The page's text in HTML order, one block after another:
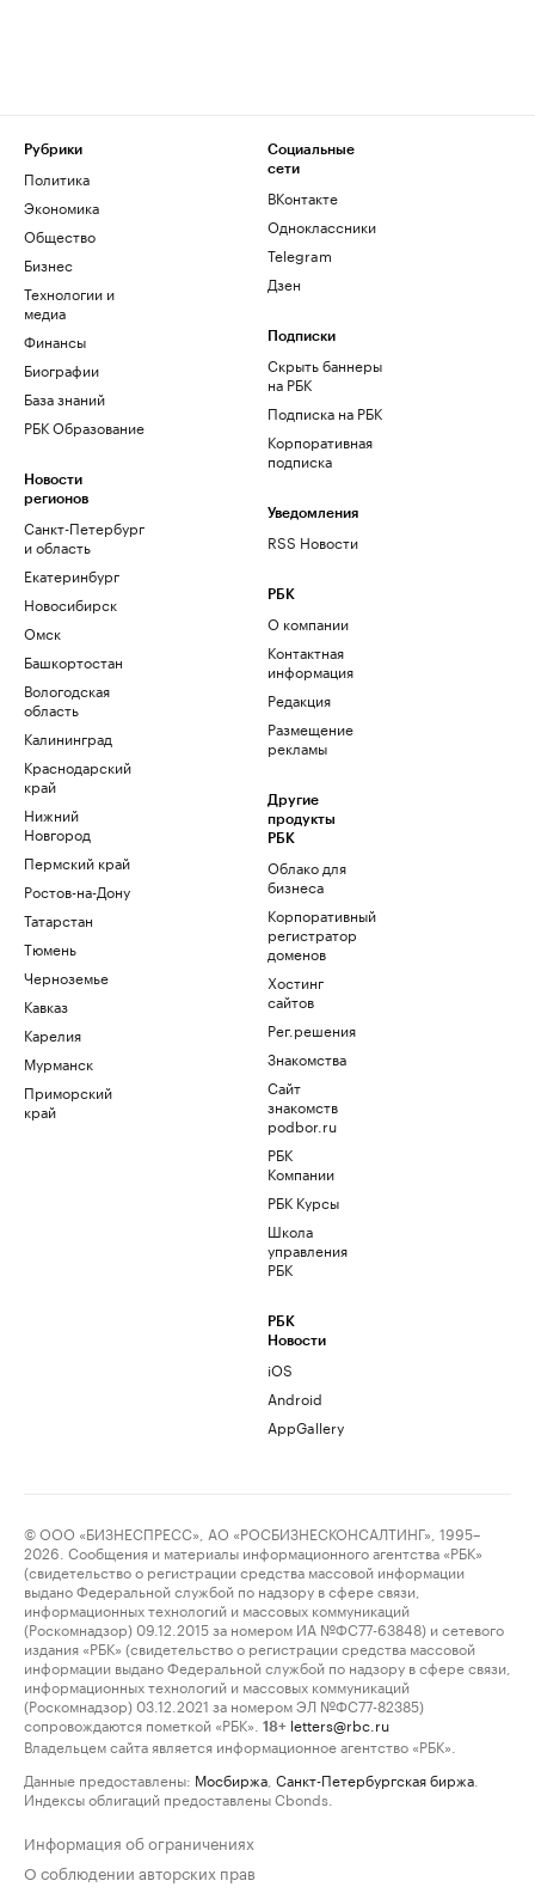
Рубрики
Политика
Экономика
Общество
Бизнес
Технологии и
медиа
Финансы
Биографии
База знаний
РБК Образование
Новости
регионов
Санкт-Петербург
и область
Екатеринбург
Новосибирск
Омск
Башкортостан
Вологодская
область
Калининград
Краснодарский
край
Нижний
Новгород
Пермский край
Ростов-на-Дону
Татарстан
Тюмень
Черноземье
Кавказ
Карелия
Мурманск
Приморский
край
Социальные
сети
ВКонтакте
Одноклассники
Telegram
Дзен
Подписки
Скрыть баннеры
на РБК
Подписка на РБК
Корпоративная
подписка
Уведомления
RSS Новости
РБК
О компании
Контактная
информация
Редакция
Размещение
рекламы
Другие
продукты
РБК
Облако для
бизнеса
Корпоративный
регистратор
доменов
Хостинг
сайтов
Рег.решения
Знакомства
Сайт
знакомств
podbor.ru
РБК
Компании
РБК Курсы
Школа
управления
РБК
РБК
Новости
iOS
Android
AppGallery
© ООО «БИЗНЕСПРЕСС», АО «РОСБИЗНЕСКОНСАЛТИНГ», 1995–
2026. Сообщения и материалы информационного агентства «РБК»
(свидетельство о регистрации средства массовой информации
выдано Федеральной службой по надзору в сфере связи,
информационных технологий и массовых коммуникаций
(Роскомнадзор) 09.12.2015 за номером ИА №ФС77-63848) и сетевого
издания «РБК» (свидетельство о регистрации средства массовой
информации выдано Федеральной службой по надзору в сфере связи,
информационных технологий и массовых коммуникаций
(Роскомнадзор) 03.12.2021 за номером ЭЛ №ФС77-82385)
сопровождаются пометкой «РБК».
18+ letters@rbc.ru
Владельцем сайта является информационное агентство «РБК».
Данные предоставлены: Мосбиржа Санкт-Петербургская биржа
Индексы облигаций предоставлены Cbonds.
Информация об ограничениях
О соблюдении авторских прав